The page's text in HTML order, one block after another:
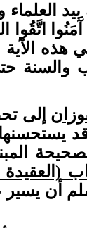
العلماء
آَمَنُوا
هذه
والسنة
إلى
قد
أن